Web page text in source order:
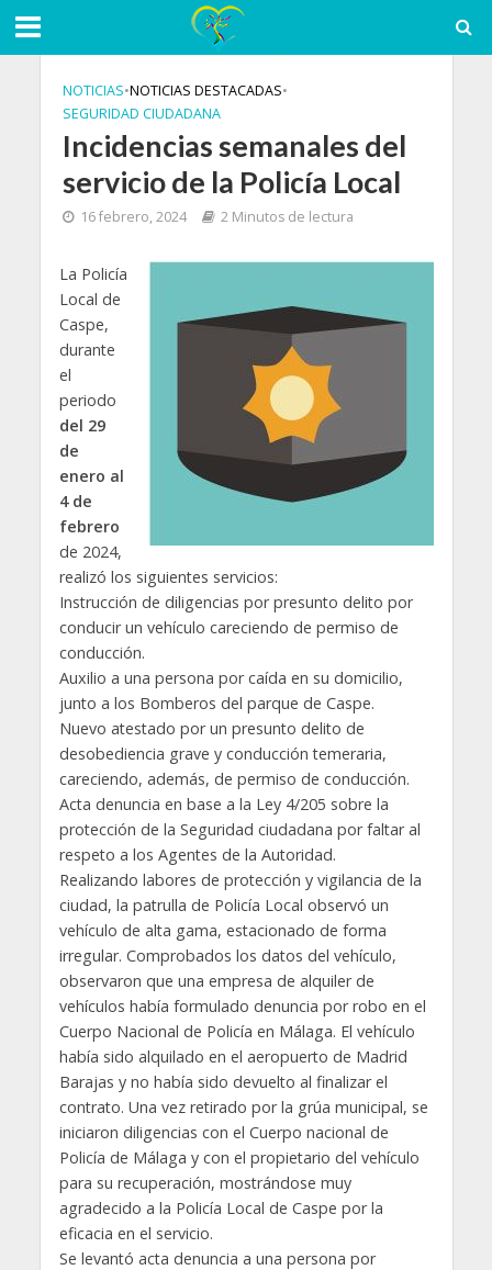
NOTICIAS•NOTICIAS DESTACADAS•
SEGURIDAD CIUDADANA
Incidencias semanales del
servicio de la Policía Local
16 febrero, 2024 2 Minutos de lectura
La Policía
Local de
Caspe,
durante
el
periodo
del 29
de
enero al
4 de
febrero
de 2024,
realizó los siguientes servicios:
Instrucción de diligencias por presunto delito por
conducir un vehículo careciendo de permiso de
conducción.
Auxilio a una persona por caída en su domicilio,
junto a los Bomberos del parque de Caspe.
Nuevo atestado por un presunto delito de
desobediencia grave y conducción temeraria,
careciendo, además, de permiso de conducción.
Acta denuncia en base a la Ley 4/205 sobre la
protección de la Seguridad ciudadana por faltar al
respeto a los Agentes de la Autoridad.
Realizando labores de protección y vigilancia de la
ciudad, la patrulla de Policía Local observó un
vehículo de alta gama, estacionado de forma
irregular. Comprobados los datos del vehículo,
observaron que una empresa de alquiler de
vehículos había formulado denuncia por robo en el
Cuerpo Nacional de Policía en Málaga. El vehículo
había sido alquilado en el aeropuerto de Madrid
Barajas y no había sido devuelto al finalizar el
contrato. Una vez retirado por la grúa municipal, se
iniciaron diligencias con el Cuerpo nacional de
Policía de Málaga y con el propietario del vehículo
para su recuperación, mostrándose muy
agradecido a la Policía Local de Caspe por la
eficacia en el servicio.
Se levantó acta denuncia a una persona por